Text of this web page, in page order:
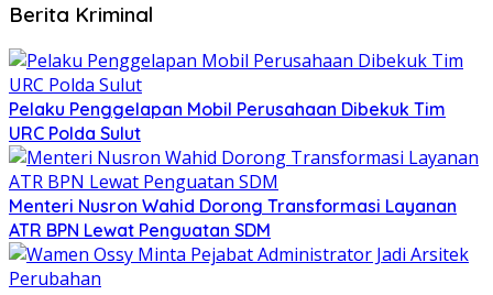
Berita Kriminal
​Pelaku Penggelapan Mobil Perusahaan Dibekuk Tim
URC Polda Sulut
​Menteri Nusron Wahid Dorong Transformasi Layanan
ATR BPN Lewat Penguatan SDM